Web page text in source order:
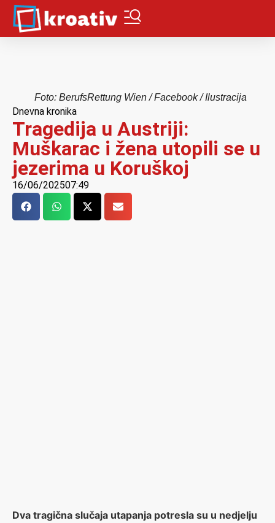
Foto: BerufsRettung Wien / Facebook / Ilustracija
Dnevna kronika
Tragedija u Austriji:
Muškarac i žena utopili se u
jezerima u Koruškoj
16/06/202507:49
Dva tragična slučaja utapanja potresla su u nedjelju